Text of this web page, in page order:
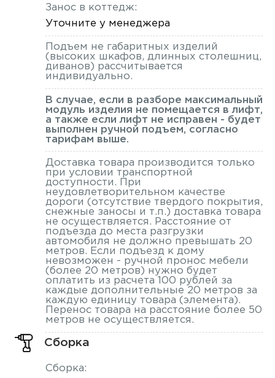
Занос в коттедж:
Уточните у менеджера
Подъем не габаритных изделий
(высоких шкафов, длинных столешниц,
диванов) рассчитывается
индивидуально.
В случае, если в разборе максимальный
модуль изделия не помещается в лифт,
а также если лифт не исправен - будет
выполнен ручной подъем, согласно
тарифам выше.
Доставка товара производится только
при условии транспортной
доступности. При
неудовлетворительном качестве
дороги (отсутствие твердого покрытия,
снежные заносы и т.п.) доставка товара
не осуществляется. Расстояние от
подъезда до места разгрузки
автомобиля не должно превышать 20
метров. Если подъезд к дому
невозможен - ручной пронос мебели
(более 20 метров) нужно будет
оплатить из расчета 100 рублей за
каждые дополнительные 20 метров за
каждую единицу товара (элемента).
Перенос товара на расстояние более 50
метров не осуществляется.
Сборка
Сборка: